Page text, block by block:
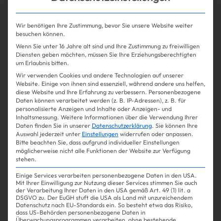
Shopping Fashion| 14.08.2024
Spitzenröcke? Sind jetzt eine
Spitzen-Idee!
Mehr lesen
Wir benötigen Ihre Zustimmung, bevor Sie unsere Website weiter
besuchen können.
Wenn Sie unter 16 Jahre alt sind und Ihre Zustimmung zu freiwilligen
Diensten geben möchten, müssen Sie Ihre Erziehungsberechtigten
um Erlaubnis bitten.
Wir verwenden Cookies und andere Technologien auf unserer
Website. Einige von ihnen sind essenziell, während andere uns helfen,
diese Website und Ihre Erfahrung zu verbessern. Personenbezogene
Daten können verarbeitet werden (z. B. IP-Adressen), z. B. für
personalisierte Anzeigen und Inhalte oder Anzeigen- und
Inhaltsmessung. Weitere Informationen über die Verwendung Ihrer
Daten finden Sie in unserer Datenschutzerklärung. Sie können Ihre
Auswahl jederzeit unter Einstellungen widerrufen oder anpassen.
Bitte beachten Sie, dass aufgrund individueller Einstellungen
möglicherweise nicht alle Funktionen der Website zur Verfügung
stehen.
Einige Services verarbeiten personenbezogene Daten in den USA.
Mit Ihrer Einwilligung zur Nutzung dieser Services stimmen Sie auch
der Verarbeitung Ihrer Daten in den USA gemäß Art. 49 (1) lit. a
DSGVO zu. Der EuGH stuft die USA als Land mit unzureichendem
Datenschutz nach EU-Standards ein. So besteht etwa das Risiko,
dass US-Behörden personenbezogene Daten in